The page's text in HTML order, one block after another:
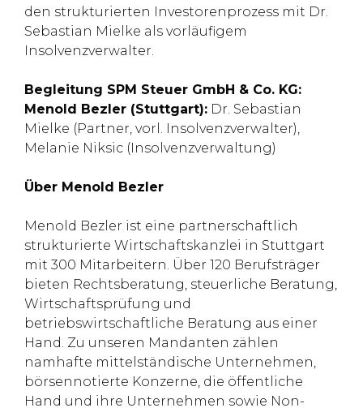
den strukturierten Investorenprozess mit Dr.
Sebastian Mielke als vorläufigem
Insolvenzverwalter.
Begleitung SPM Steuer GmbH & Co. KG:
Menold Bezler (Stuttgart): Dr. Sebastian
Mielke (Partner, vorl. Insolvenzverwalter),
Melanie Niksic (Insolvenzverwaltung)
Über Menold Bezler
Menold Bezler ist eine partnerschaftlich
strukturierte Wirtschaftskanzlei in Stuttgart
mit 300 Mitarbeitern. Über 120 Berufsträger
bieten Rechtsberatung, steuerliche Beratung,
Wirtschaftsprüfung und
betriebswirtschaftliche Beratung aus einer
Hand. Zu unseren Mandanten zählen
namhafte mittelständische Unternehmen,
börsennotierte Konzerne, die öffentliche
Hand und ihre Unternehmen sowie Non-